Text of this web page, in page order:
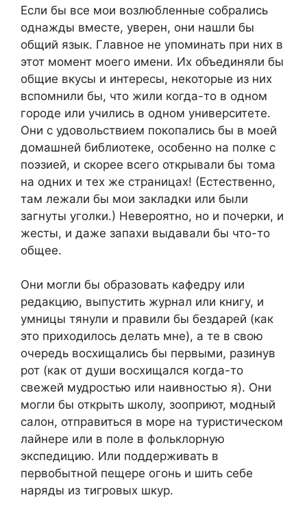
Если бы все мои возлюбленные собрались
однажды вместе, уверен, они нашли бы
общий язык. Главное не упоминать при них в
этот момент моего имени. Их объединяли бы
общие вкусы и интересы, некоторые из них
вспомнили бы, что жили когда-то в одном
городе или учились в одном университете.
Они с удовольствием покопались бы в моей
домашней библиотеке, особенно на полке с
поэзией, и скорее всего открывали бы тома
на одних и тех же страницах! (Естественно,
там лежали бы мои закладки или были
загнуты уголки.) Невероятно, но и почерки, и
жесты, и даже запахи выдавали бы что-то
общее.
Они могли бы образовать кафедру или
редакцию, выпустить журнал или книгу, и
умницы тянули и правили бы бездарей (как
это приходилось делать мне), а те в свою
очередь восхищались бы первыми, разинув
рот (как от души восхищался когда-то
свежей мудростью или наивностью я). Они
могли бы открыть школу, зооприют, модный
салон, отправиться в море на туристическом
лайнере или в поле в фольклорную
экспедицию. Или поддерживать в
первобытной пещере огонь и шить себе
наряды из тигровых шкур.